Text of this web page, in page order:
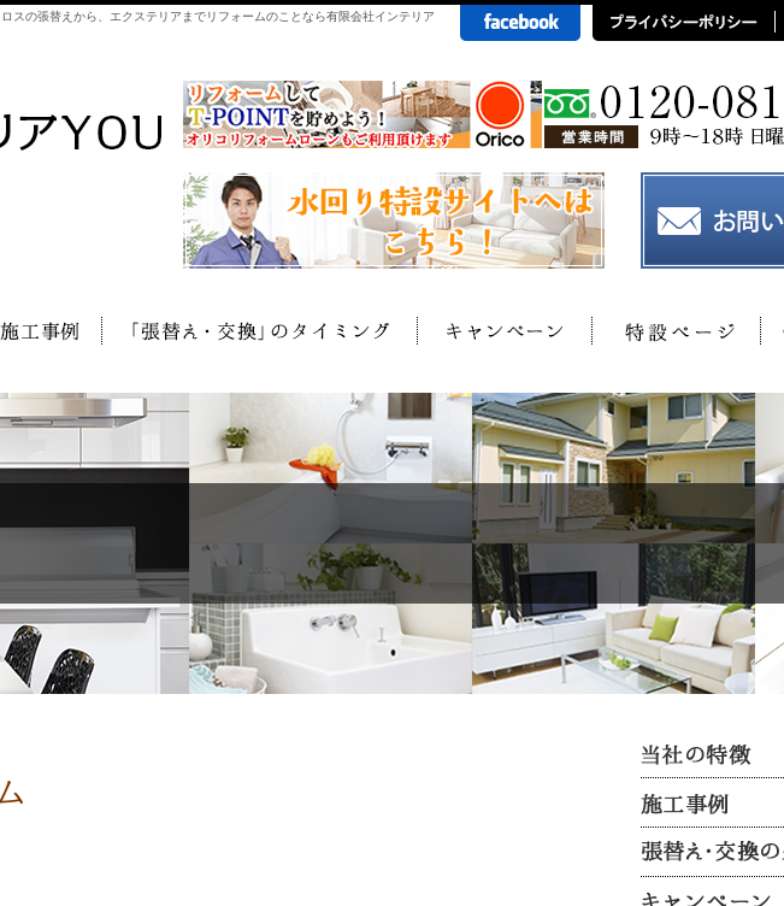
スの張替えから、エクステリアまでリフォームのことなら有限会社インテリア